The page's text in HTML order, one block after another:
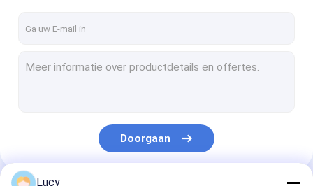
Geplooide Filterpatroon
Gecondenseerde Oppoetsende Filter
patroon van de koord de gekronkelde filter
Doorgaan
Lucy